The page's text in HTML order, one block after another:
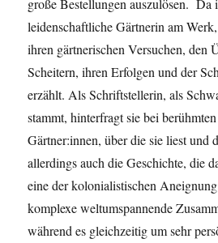
große Bestellungen auszulösen. Da
leidenschaftliche Gärtnerin am
ihren gärtnerischen Versuchen, den
Scheitern, ihren Erfolgen und der
erzählt. Als Schriftstellerin, als
stammt, hinterfragt sie bei
Gärtner:innen, über die sie liest und
allerdings auch die Geschichte, die
eine der kolonialistischen
komplexe weltumspannende
während es gleichzeitig um sehr